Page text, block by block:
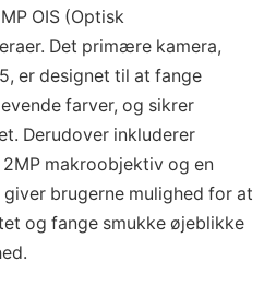
OIS (Optisk
Det primære kamera,
er designet til at fange
farver, og sikrer
Derudover inkluderer
makroobjektiv og en
brugerne mulighed for at
og fange smukke øjeblikke